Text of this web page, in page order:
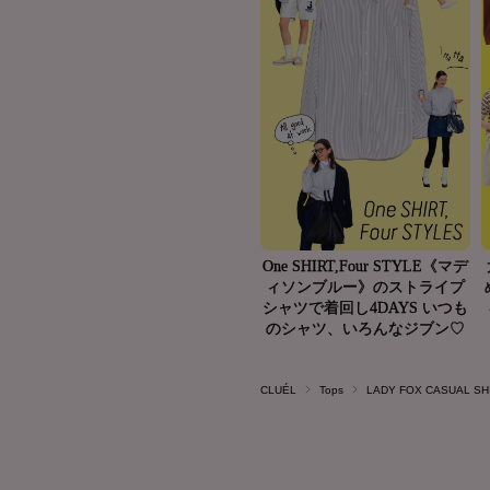
CLUÉL Tops LADY FOX CASUAL